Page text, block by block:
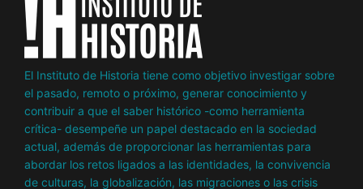
El Instituto de Historia tiene como objetivo investigar sobre
el pasado, remoto o próximo, generar conocimiento y
contribuir a que el saber histórico -como herramienta
crítica- desempeñe un papel destacado en la sociedad
actual, además de proporcionar las herramientas para
abordar los retos ligados a las identidades, la convivencia
de culturas, la globalización, las migraciones o las crisis